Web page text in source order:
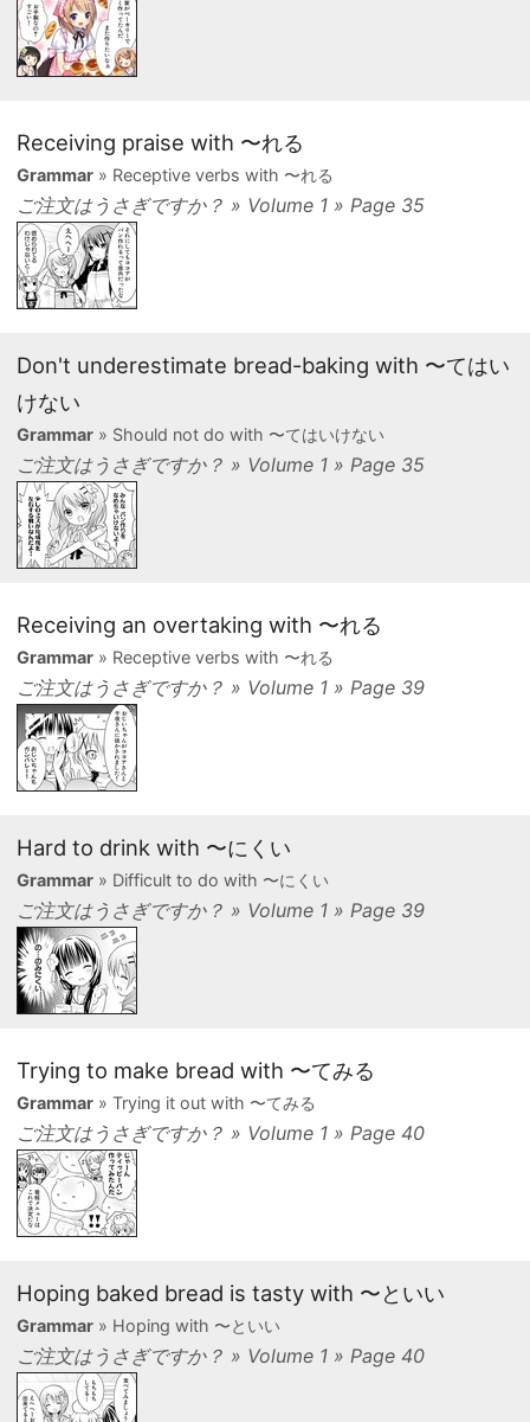
Receiving praise with 〜れる
Grammar» Receptive verbs with 〜れる
ご注文はうさぎですか？ » Volume 1 » Page 35
Don't underestimate bread-baking with 〜てはい
けない
Grammar» Should not do with 〜てはいけない
ご注文はうさぎですか？ » Volume 1 » Page 35
Receiving an overtaking with 〜れる
Grammar» Receptive verbs with 〜れる
ご注文はうさぎですか？ » Volume 1 » Page 39
Hard to drink with 〜にくい
Grammar» Difficult to do with 〜にくい
ご注文はうさぎですか？ » Volume 1 » Page 39
Trying to make bread with 〜てみる
Grammar» Trying it out with 〜てみる
ご注文はうさぎですか？ » Volume 1 » Page 40
Hoping baked bread is tasty with 〜といい
Grammar» Hoping with 〜といい
ご注文はうさぎですか？ » Volume 1 » Page 40